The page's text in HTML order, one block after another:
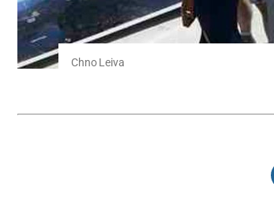
Chno Leiva